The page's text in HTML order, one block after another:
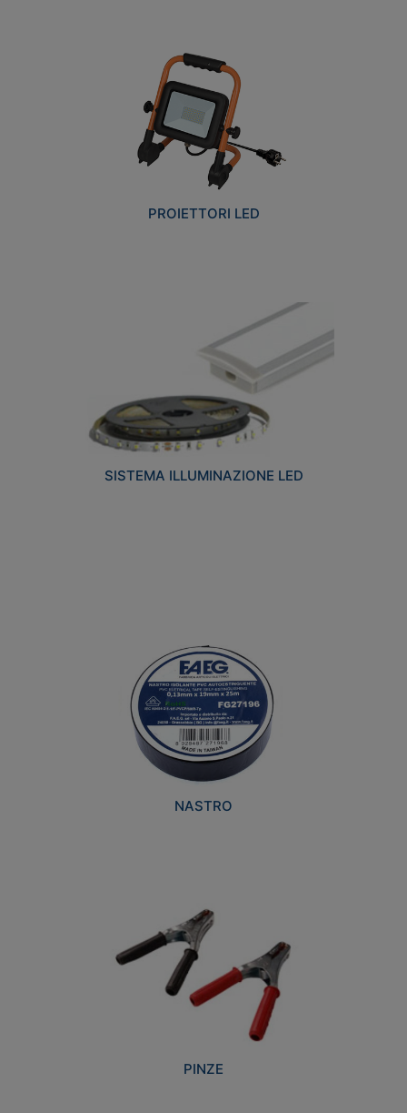
PROIETTORI LED
SISTEMA ILLUMINAZIONE LED
NASTRO
PINZE